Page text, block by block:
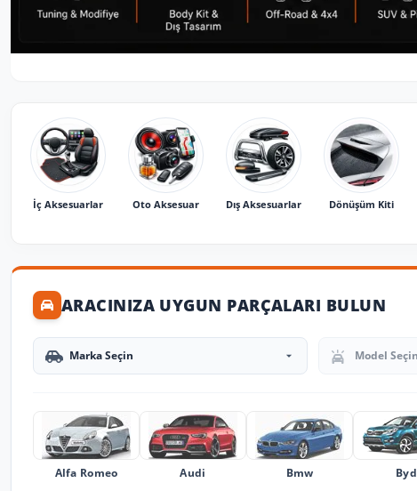
İç Aksesuarlar Oto Aksesuar Dış Aksesuarlar Dönüşüm Kiti
ARACINIZA UYGUN PARÇALARI BULUN
Marka Seçin Model Seçin
Alfa Romeo Audi Bmw Byd